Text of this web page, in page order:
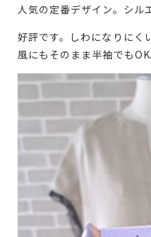
人気の定番デザイン。シル
好評です。しわになりにく
風にもそのまま半袖でもOK